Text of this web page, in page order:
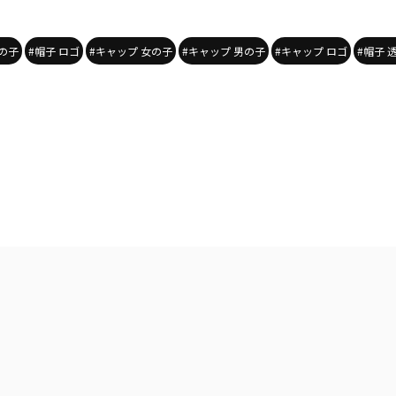
子 #帽子 ロゴ #キャップ 女の子 #キャップ 男の子 #キャップ ロゴ #帽子